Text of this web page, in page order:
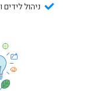
ניהול